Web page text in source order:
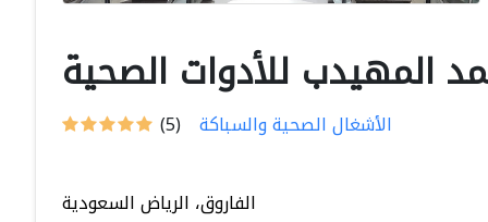
المهيدب للأدوات الصحية
(5) الأشغال الصحية والسباكة
الفاروق، الرياض السعودية